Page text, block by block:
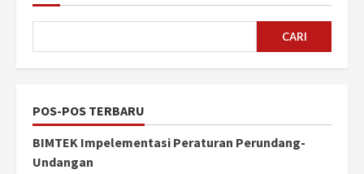
CARI
POS-POS TERBARU
BIMTEK Impelementasi Peraturan Perundang-
Undangan